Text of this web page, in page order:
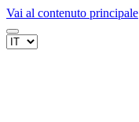
Vai al contenuto principale